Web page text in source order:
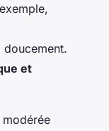
doucement.
et
modérée